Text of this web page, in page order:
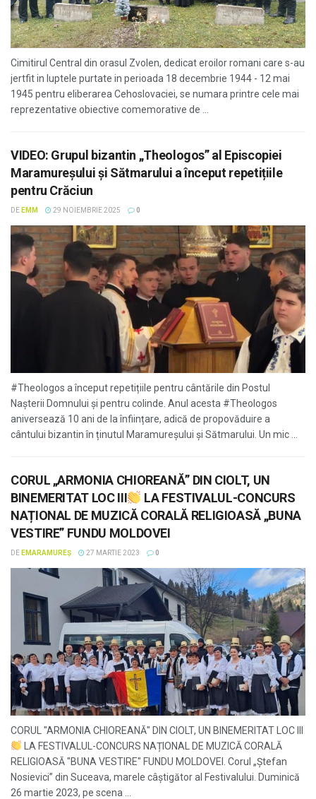
Cimitirul Central din orasul Zvolen, dedicat eroilor romani care s-au
jertfit in luptele purtate in perioada 18 decembrie 1944 - 12 mai
1945 pentru eliberarea Cehoslovaciei, se numara printre cele mai
reprezentative obiective comemorative de ...
VIDEO: Grupul bizantin „Theologos” al Episcopiei
Maramureşului şi Sătmarului a început repetițiile
pentru Crăciun
DE EMM 29 NOIEMBRIE 2025 0
#Theologos a început repetițiile pentru cântările din Postul
Nașterii Domnului și pentru colinde. Anul acesta #Theologos
aniversează 10 ani de la înființare, adică de propovăduire a
cântului bizantin în ținutul Maramureșului și Sătmarului. Un mic ...
CORUL „ARMONIA CHIOREANĂ” DIN CIOLT, UN
BINEMERITAT LOC III
LA FESTIVALUL-CONCURS
NAȚIONAL DE MUZICĂ CORALĂ RELIGIOASĂ „BUNA
VESTIRE” FUNDU MOLDOVEI
DE EMARAMUREȘ 27 MARTIE 2023 0
CORUL "ARMONIA CHIOREANĂ" DIN CIOLT, UN BINEMERITAT LOC III
LA FESTIVALUL-CONCURS NAȚIONAL DE MUZICĂ CORALĂ
RELIGIOASĂ "BUNA VESTIRE" FUNDU MOLDOVEI. Corul „Ștefan
Nosievici” din Suceava, marele câștigător al Festivalului. Duminică
26 martie 2023, pe scena ...